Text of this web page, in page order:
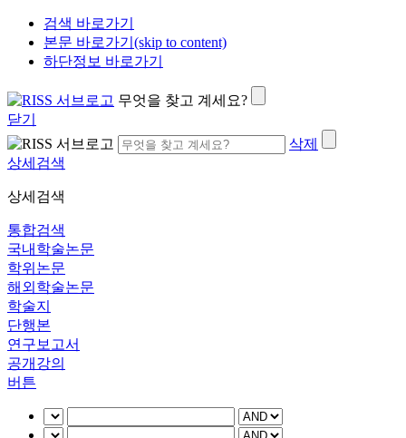
검색 바로가기
본문 바로가기(skip to content)
하단정보 바로가기
무엇을 찾고 계세요?
닫기
삭제
상세검색
상세검색
통합검색
국내학술논문
학위논문
해외학술논문
학술지
단행본
연구보고서
공개강의
버튼